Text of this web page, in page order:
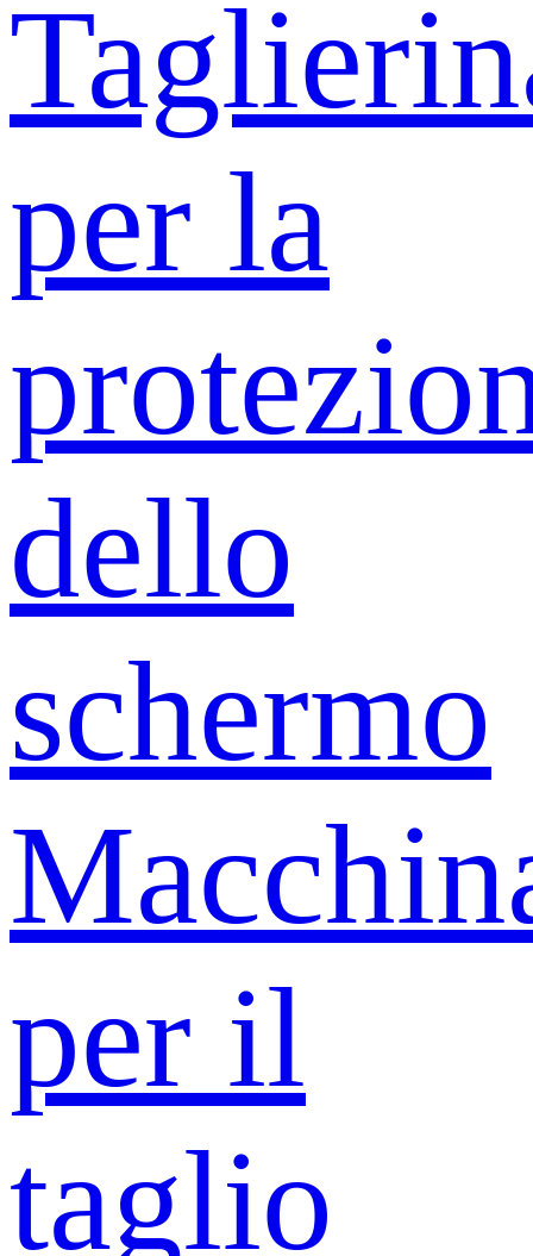
per la
dello
schermo
per il
taglio